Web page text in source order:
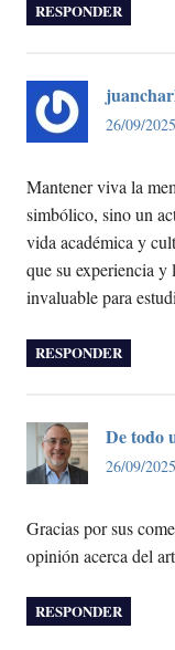
RESPONDER
26/09/
Mantener viva la
simbólico, sino un
vida académica y
que su experiencia y
invaluable para
RESPONDER
De todo
26/09/
Gracias por sus
opinión acerca del
RESPONDER